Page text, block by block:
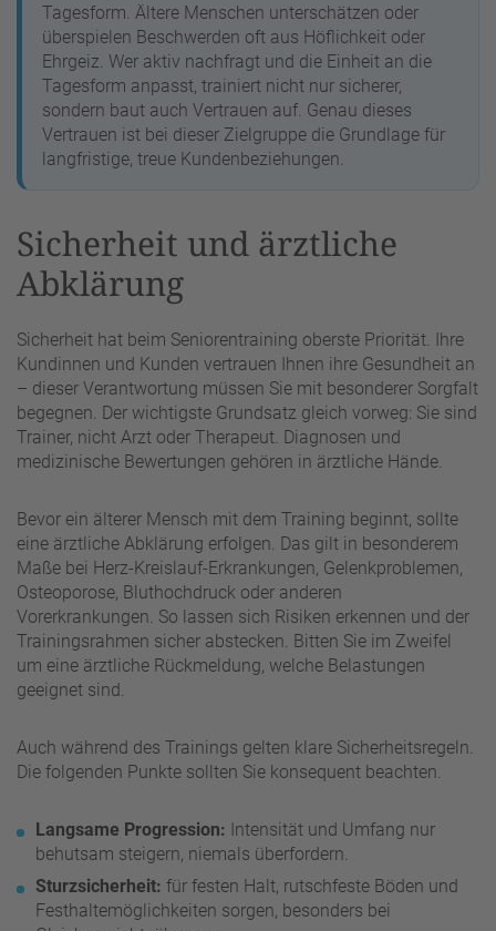
Tagesform. Ältere Menschen unterschätzen oder
überspielen Beschwerden oft aus Höflichkeit oder
Ehrgeiz. Wer aktiv nachfragt und die Einheit an die
Tagesform anpasst, trainiert nicht nur sicherer,
sondern baut auch Vertrauen auf. Genau dieses
Vertrauen ist bei dieser Zielgruppe die Grundlage für
langfristige, treue Kundenbeziehungen.
Sicherheit und ärztliche
Abklärung
Sicherheit hat beim Seniorentraining oberste Priorität. Ihre
Kundinnen und Kunden vertrauen Ihnen ihre Gesundheit an
– dieser Verantwortung müssen Sie mit besonderer Sorgfalt
begegnen. Der wichtigste Grundsatz gleich vorweg: Sie sind
Trainer, nicht Arzt oder Therapeut. Diagnosen und
medizinische Bewertungen gehören in ärztliche Hände.
Bevor ein älterer Mensch mit dem Training beginnt, sollte
eine ärztliche Abklärung erfolgen. Das gilt in besonderem
Maße bei Herz-Kreislauf-Erkrankungen, Gelenkproblemen,
Osteoporose, Bluthochdruck oder anderen
Vorerkrankungen. So lassen sich Risiken erkennen und der
Trainingsrahmen sicher abstecken. Bitten Sie im Zweifel
um eine ärztliche Rückmeldung, welche Belastungen
geeignet sind.
Auch während des Trainings gelten klare Sicherheitsregeln.
Die folgenden Punkte sollten Sie konsequent beachten.
Langsame Progression: Intensität und Umfang nur
behutsam steigern, niemals überfordern.
Sturzsicherheit: für festen Halt, rutschfeste Böden und
Festhaltemöglichkeiten sorgen, besonders bei